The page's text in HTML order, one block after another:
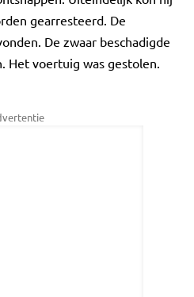
gearresteerd. De
De zwaar beschadigde
Het voertuig was gestolen.